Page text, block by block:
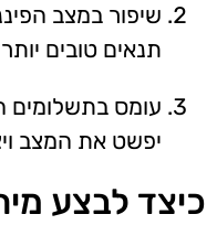
שיפור במצב
תנאים טובים
עומס בתשלומים
יפשט את המצב
כיצד לבצע